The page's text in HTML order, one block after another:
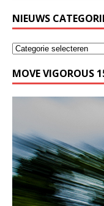
NIEUWS
MOVE VIGOROUS